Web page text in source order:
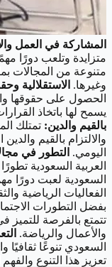
المشاركة في العمل
متزايدة وتلعب دورًا
متنوعة من المجالات
وغيرها. الاستقلالية
الحصول على حقوقها
يسمح لها باتخاذ
بالقيم والدين: تمتلك
والالتزام بالقيم
اليومي. التطور في
العربية السعودية
السعودية لعبت دورًا
الفعاليات الرياضية
بفضل التطورات
تتمتع بالفرصة
والأعمال والرياضة.
السعودي تنوعًا ثقافيًا
تعزيز هذا التنوع والفهم